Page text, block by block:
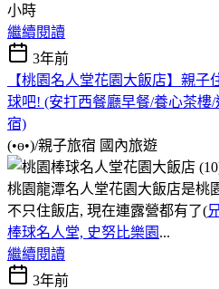
小時
繼續閱讀
3年前
【桃園名人堂花園大飯店】親
球吧! (安打西餐廳早餐/養心茶樓
宿)
(•ө•)/親子旅宿 國內旅遊
桃園龍潭名人堂花園大飯店是桃
不只住飯店, 現在連露營都有了(
棒球名人堂, 史努比樂園 ...
繼續閱讀
3年前